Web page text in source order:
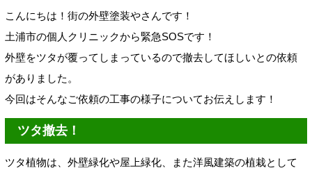
こんにちは！街の外壁塗装やさんです！
土浦市の個人クリニックから緊急SOSです！
外壁をツタが覆ってしまっているので撤去してほしいとの依頼
がありました。
今回はそんなご依頼の工事の様子についてお伝えします！
ツタ撤去！
ツタ植物は、外壁緑化や屋上緑化、また洋風建築の植栽として